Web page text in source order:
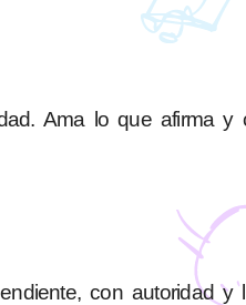
Ama lo que afirma y
con autoridad y